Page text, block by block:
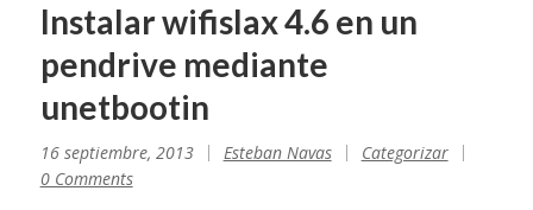
Instalar wifislax 4.6 en un
pendrive mediante
unetbootin
16 septiembre, 2013 Esteban Navas
Categorizar
0 Comments